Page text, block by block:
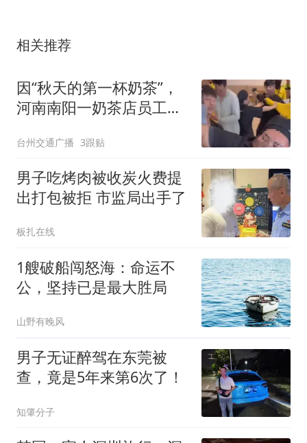
相关推荐
因“秋天的第一杯奶茶”，
河南南阳一奶茶店员工与
目击者：奶茶订单过多，
外卖骑手不满等候时间过
长
台州交通广播 3跟贴
男子吃烤肉被收炭火费提
出打包被拒 市监局出手了
板扎在线
1艘破船闯怒海：命运不
公，坚持已是最大胜局
山野有晚风
男子无证醉驾在东莞被
查，竟是5年来第6次了！
知肇分子